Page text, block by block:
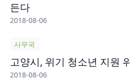
든다
2018-08-06
사무국
고양시, 위기 청소년 지원
2018-08-06